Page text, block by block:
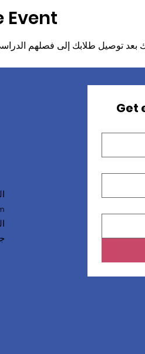
Event
بعد توصيل طلابك إلى فصلهم
Get